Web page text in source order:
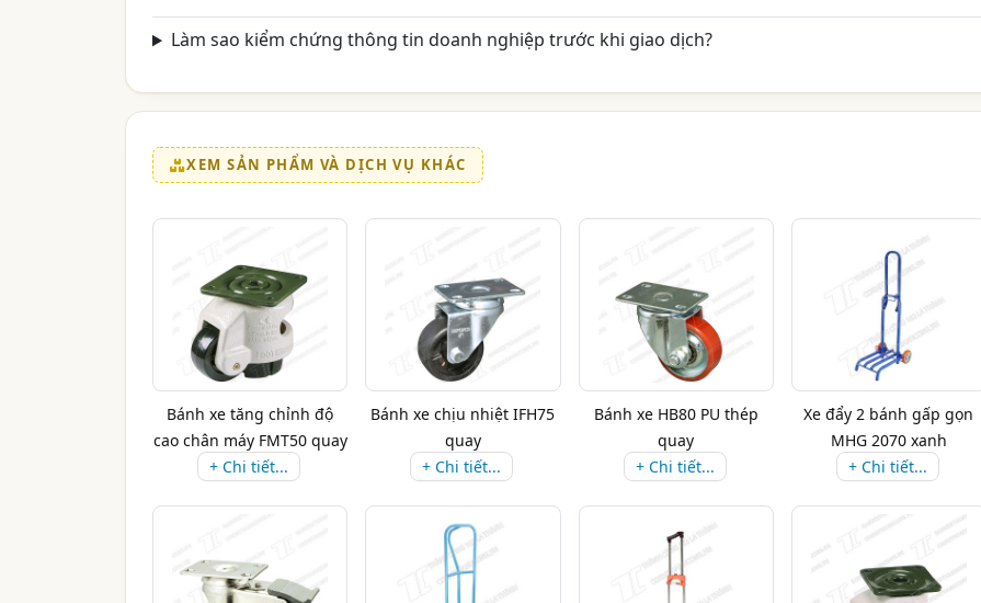
Làm sao kiểm chứng thông tin doanh nghiệp trước khi giao dịch?
XEM SẢN PHẨM VÀ DỊCH VỤ KHÁC
Bánh xe tăng chỉnh độ
cao chân máy FMT50 quay
-G...
+ Chi tiết...
Bánh xe chịu nhiệt IFH75
quay
+ Chi tiết...
Bánh xe HB80 PU thép
quay
+ Chi tiết...
Xe đẩy 2 bánh gấp gọn
MHG 2070 xanh
+ Chi tiết...